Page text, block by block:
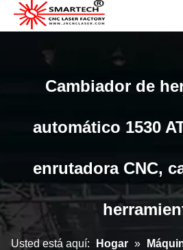
Cambiador de
automático 1530
enrutadora CNC,
Usted está aquí: Hogar »